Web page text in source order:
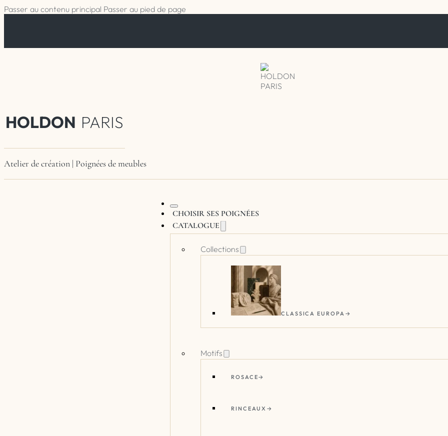
Passer au contenu principal Passer au pied de page
HOLDON PARIS
Atelier de création | Poignées de meubles
CHOISIR SES POIGNÉES
CATALOGUE
Collections
CLASSICA EUROPA
Motifs
ROSACE
RINCEAUX